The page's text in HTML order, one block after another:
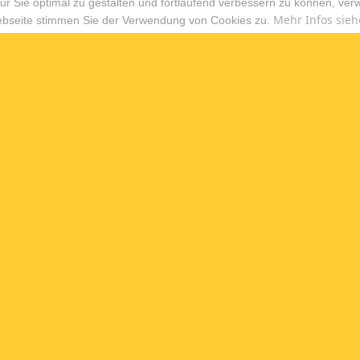
stimmen Sie der Verwendung von Cookies zu. Mehr Infos